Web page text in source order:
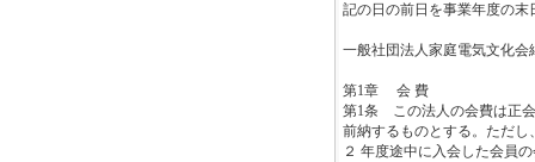
記の日の前日を事業年度の
一般社団法人家庭電気文化会
第1章 会 費
第1条 この法人の会費は正
前納するものとする。ただ
２ 年度途中に入会した会員